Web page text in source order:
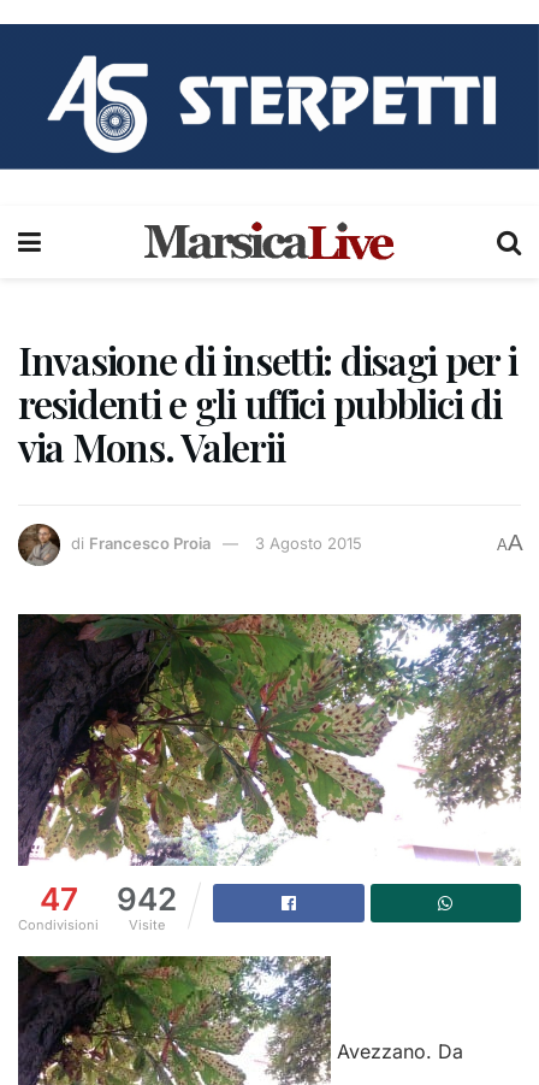
Invasione di insetti: disagi per i
residenti e gli uffici pubblici di
via Mons. Valerii
di Francesco Proia 3 Agosto 2015 AA
47
Condivisioni
942
Visite
Avezzano. Da